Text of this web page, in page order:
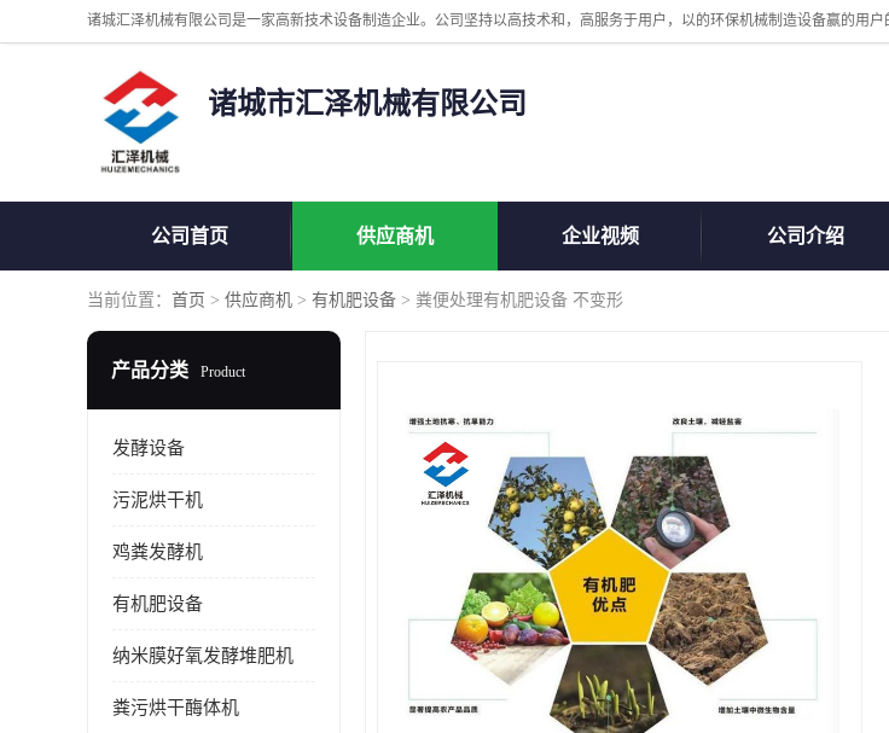
诸城市汇泽机械有限公司
公司首页 供应商机 企业视频 公司介绍
当前位置： 首页 > 供应商机 > 有机肥设备 > 粪便处理有机肥设备 不变形
产品分类 Product
发酵设备
污泥烘干机
鸡粪发酵机
有机肥设备
纳米膜好氧发酵堆肥机
粪污烘干酶体机